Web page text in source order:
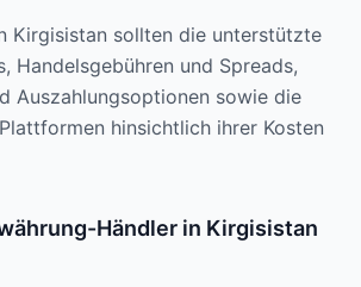
Kirgisistan sollten die unterstützte
Handelsgebühren und Spreads,
Auszahlungsoptionen sowie die
hinsichtlich ihrer Kosten
Händler in Kirgisistan